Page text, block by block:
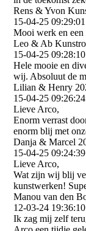
Rens & Yvon
15-04-25 09:29:01
Mooi werk en een
Leo & Ab
15-04-25 09:28:10
Hele mooie en
wij. Absoluut de
Lilian & Henry
15-04-25 09:26:24
Lieve Arco,
Enorm verrast
enorm blij met
Danja & Marcel
15-04-25 09:24:39
Lieve Arco,
Wat zijn wij blij
kunstwerken!
Manou van den
12-03-24 19:36:10
Ik zag mij zelf